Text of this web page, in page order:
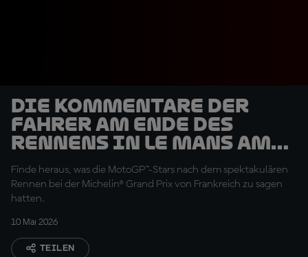
Die Kommentare der
Fahrer am Ende des
Rennens in Le Mans am
Sonntag
Finde heraus, was die MotoGP™-Stars nach dem spektakulären
Rennen bei der Michelin® Grand Prix von Frankreich zu sagen
hatten.
10 Mai 2026
TEILEN